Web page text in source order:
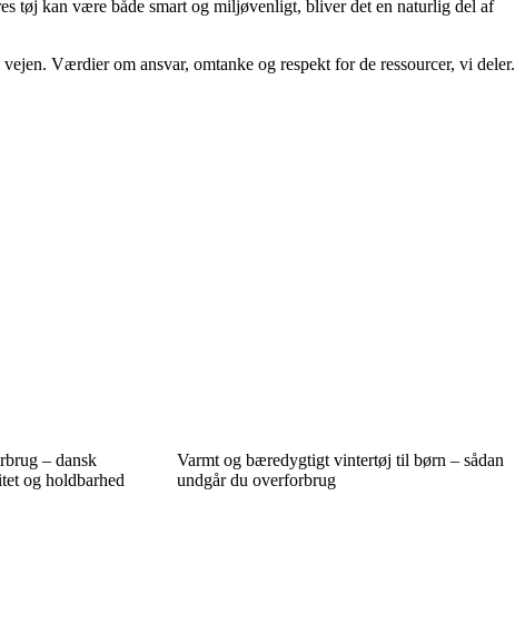
tøj kan være både smart og miljøvenligt, bliver det en naturlig del af
Værdier om ansvar, omtanke og respekt for de ressourcer, vi deler.
– dansk
og holdbarhed
Varmt og bæredygtigt vintertøj til børn – sådan
undgår du overforbrug